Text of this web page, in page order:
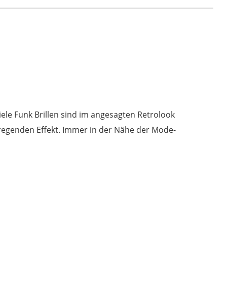
Lodbrock
Funk Brillen sind im angesagten Retrolook
Effekt. Immer in der Nähe der Mode-